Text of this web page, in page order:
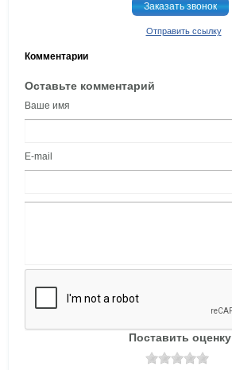
Заказать звонок
Отправить ссылку
Комментарии
Оставьте комментарий
Ваше имя
E-mail
Поставить оценку